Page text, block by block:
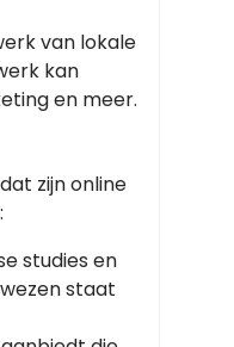
van lokale
kan
en meer.
zijn online
studies en
staat